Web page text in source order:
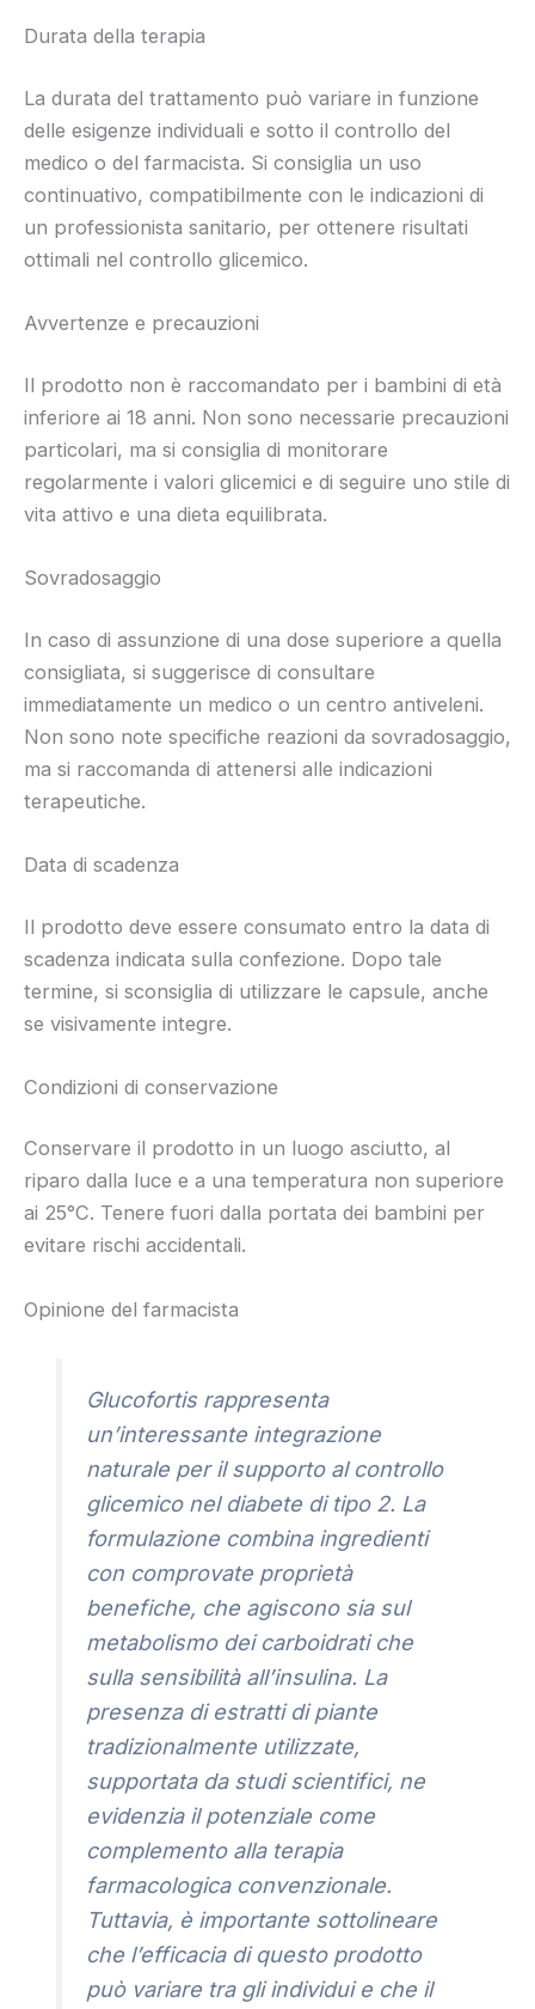
Durata della terapia
La durata del trattamento può variare in funzione
delle esigenze individuali e sotto il controllo del
medico o del farmacista. Si consiglia un uso
continuativo, compatibilmente con le indicazioni di
un professionista sanitario, per ottenere risultati
ottimali nel controllo glicemico.
Avvertenze e precauzioni
Il prodotto non è raccomandato per i bambini di età
inferiore ai 18 anni. Non sono necessarie precauzioni
particolari, ma si consiglia di monitorare
regolarmente i valori glicemici e di seguire uno stile di
vita attivo e una dieta equilibrata.
Sovradosaggio
In caso di assunzione di una dose superiore a quella
consigliata, si suggerisce di consultare
immediatamente un medico o un centro antiveleni.
Non sono note specifiche reazioni da sovradosaggio,
ma si raccomanda di attenersi alle indicazioni
terapeutiche.
Data di scadenza
Il prodotto deve essere consumato entro la data di
scadenza indicata sulla confezione. Dopo tale
termine, si sconsiglia di utilizzare le capsule, anche
se visivamente integre.
Condizioni di conservazione
Conservare il prodotto in un luogo asciutto, al
riparo dalla luce e a una temperatura non superiore
ai 25°C. Tenere fuori dalla portata dei bambini per
evitare rischi accidentali.
Opinione del farmacista
Glucofortis rappresenta
un’interessante integrazione
naturale per il supporto al controllo
glicemico nel diabete di tipo 2. La
formulazione combina ingredienti
con comprovate proprietà
benefiche, che agiscono sia sul
metabolismo dei carboidrati che
sulla sensibilità all’insulina. La
presenza di estratti di piante
tradizionalmente utilizzate,
supportata da studi scientifici, ne
evidenzia il potenziale come
complemento alla terapia
farmacologica convenzionale.
Tuttavia, è importante sottolineare
che l’efficacia di questo prodotto
può variare tra gli individui e che il